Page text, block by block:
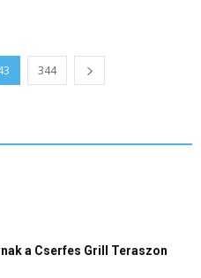
344
a Cserfes Grill Teraszon